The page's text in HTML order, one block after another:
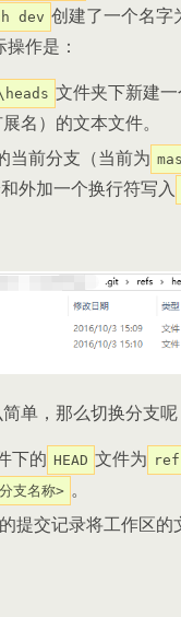
dev 创建了一个名字
作是：
文件夹下新建
展名）的文本文件。
当前分支（当前为
外加一个换行符写入
单，那么切换分支呢
下的 HEAD 文件为
支名称> 。
提交记录将工作区的